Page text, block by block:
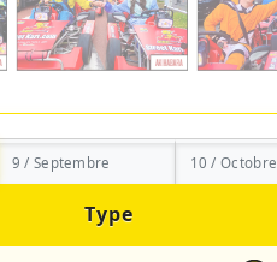
9 / Septembre 10 / Octobre
Type